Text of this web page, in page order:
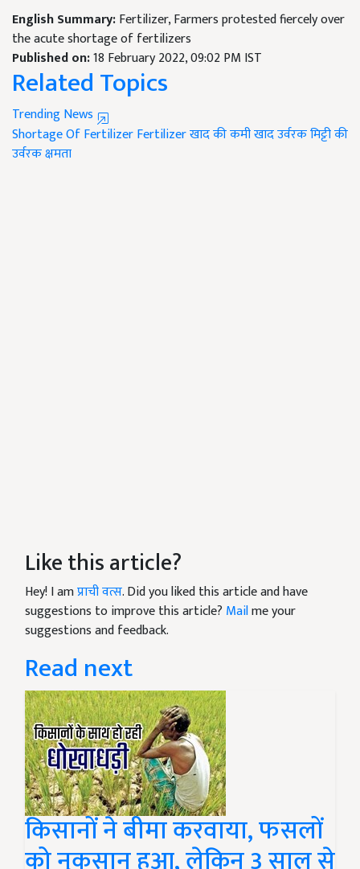
English Summary:Fertilizer, Farmers protested fiercely over
the acute shortage of fertilizers
Published on:18 February 2022, 09:02 PM IST
Related Topics
Trending News
Shortage Of FertilizerFertilizerखाद की कमीखादउर्वरकमिट्टी की
उर्वरक क्षमता
Like this article?
Hey! I amप्राची वत्स. Did you liked this article and have
suggestions to improve this article? Mailme your
suggestions and feedback.
Read next
किसानों ने बीमा करवाया, फसलों